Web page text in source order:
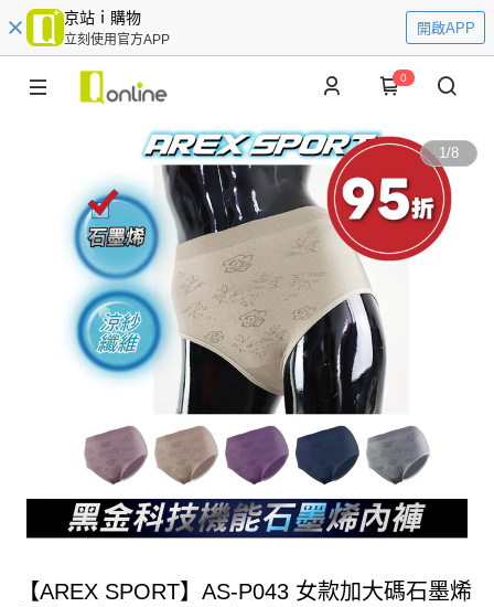
京站ｉ購物
立刻使用官方APP
開啟APP
0
1/8
【AREX SPORT】AS-P043 女款加大碼石墨烯